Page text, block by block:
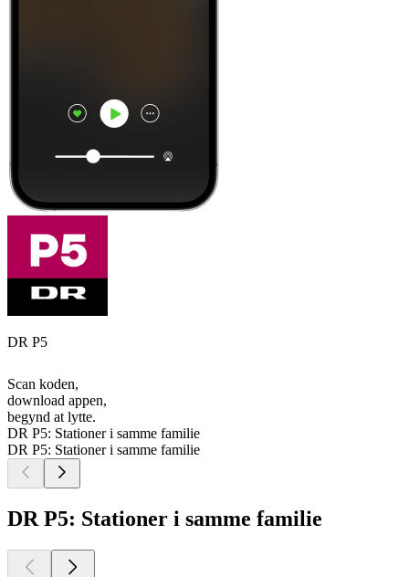
DR P5
Scan koden,
download appen,
begynd at lytte.
DR P5: Stationer i samme familie
DR P5: Stationer i samme familie
DR P5: Stationer i samme familie